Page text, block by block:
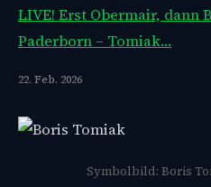
LIVE! Erst Obermair, dann
Paderborn – Tomiak…
22. Feb. 2026
Symbolbild: Boris